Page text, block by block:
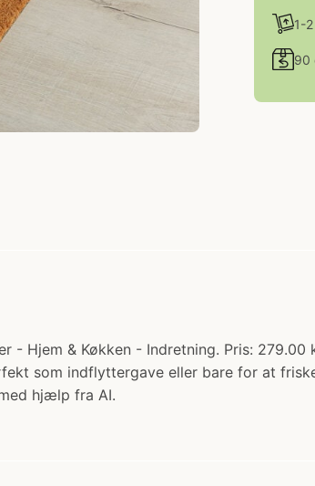
1-
90
- Hjem & Køkken - Indretning. Pris:
som indflyttergave eller bare for at
hjælp fra AI.